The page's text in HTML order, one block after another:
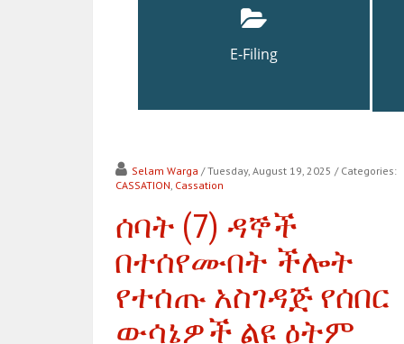
E-Filing
Selam Warga / Tuesday, August 19, 2025 / Categories:
CASSATION, Cassation
ሰባት (7) ዳኞች
በተሰየሙበት ችሎት
የተሰጡ አስገዳጅ የሰበር
ውሳኔዎች ልዩ ዕትም